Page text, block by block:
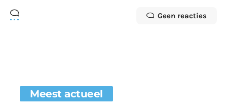
Geen reacties
Meest actueel